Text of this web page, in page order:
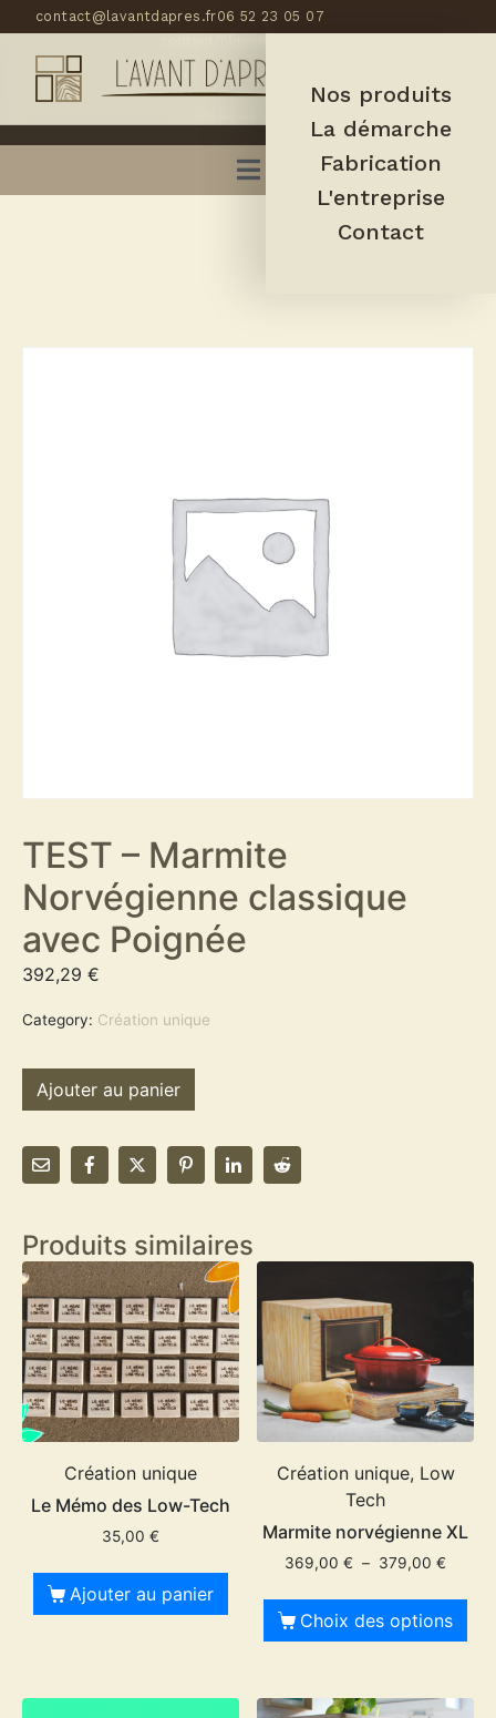
contact@lavantdapres.fr06 52 23 05 07
Nos produits
La démarche
Fabrication
L'entreprise
Contact
TEST – Marmite
Norvégienne classique
avec Poignée
392,29 €
Category: Création unique
Ajouter au panier
Produits similaires
Création unique
Le Mémo des Low-Tech
35,00 €
Ajouter au panier
Création unique, Low
Tech
Marmite norvégienne XL
369,00€ – 379,00€
Choix des options